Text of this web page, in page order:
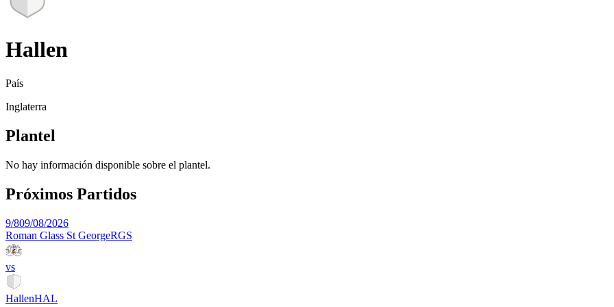
Hallen
País
Inglaterra
Plantel
No hay información disponible sobre el plantel.
Próximos Partidos
9/809/08/2026
Roman Glass St GeorgeRGS
vs
HallenHAL